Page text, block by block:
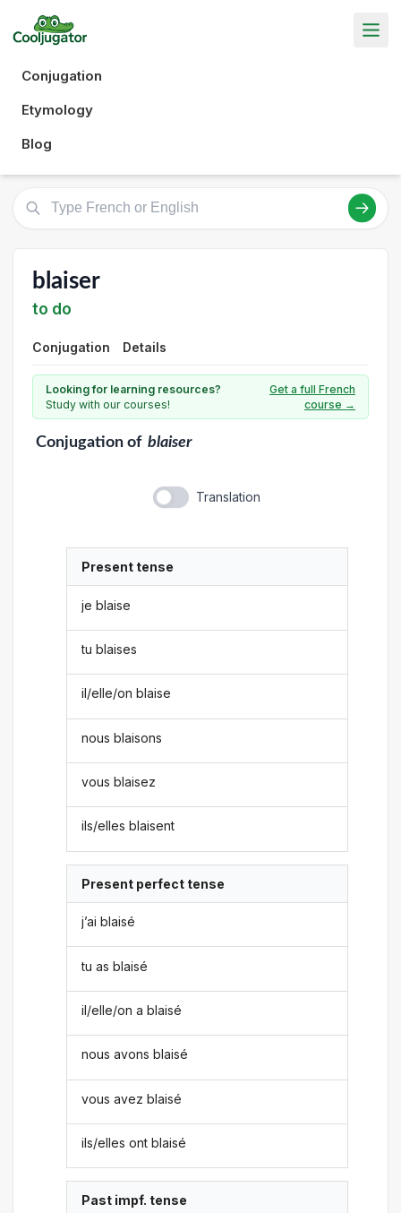
Conjugation
Etymology
Blog
blaiser
to do
Conjugation Details
Looking for learning resources?
Study with our courses!
Get a full French
course →
Conjugationof blaiser
Translation
Present tense
je blaise
tu blaises
il/elle/on blaise
nous blaisons
vous blaisez
ils/elles blaisent
Present perfect tense
j’ai blaisé
tu as blaisé
il/elle/on a blaisé
nous avons blaisé
vous avez blaisé
ils/elles ont blaisé
Past impf. tense